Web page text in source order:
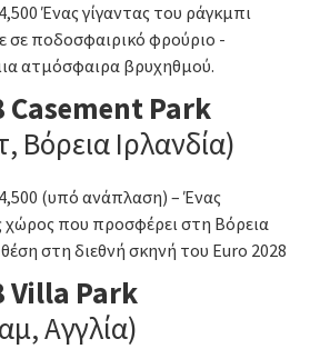
Ένας γίγαντας του ράγκμπι
σε ποδοσφαιρικό φρούριο -
ατμόσφαιρα βρυχηθμού.
Casement Park
Ιρλανδία)
(υπό ανάπλαση) – Ένας
χώρος που προσφέρει στη Βόρεια
στη διεθνή σκηνή του Euro 2028
Villa Park
Αγγλία)